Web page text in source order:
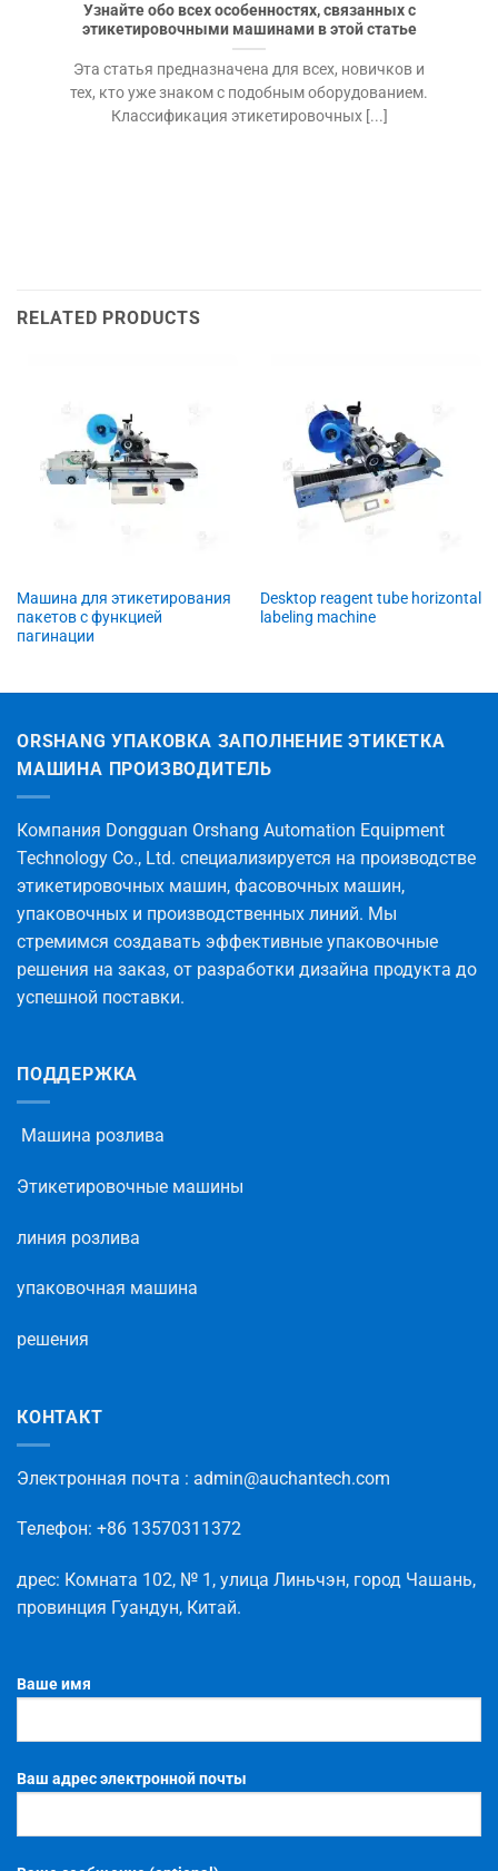
Узнайте обо всех особенностях, связанных с
этикетировочными машинами в этой статье
Эта статья предназначена для всех, новичков и
тех, кто уже знаком с подобным оборудованием.
Классификация этикетировочных [...]
RELATED PRODUCTS
Машина для этикетирования
пакетов с функцией
пагинации
Desktop reagent tube horizontal
labeling machine
ORSHANG УПАКОВКА ЗАПОЛНЕНИЕ ЭТИКЕТКА
МАШИНА ПРОИЗВОДИТЕЛЬ
Компания Dongguan Orshang Automation Equipment
Technology Co., Ltd. специализируется на производстве
этикетировочных машин, фасовочных машин,
упаковочных и производственных линий. Мы
стремимся создавать эффективные упаковочные
решения на заказ, от разработки дизайна продукта до
успешной поставки.
ПОДДЕРЖКА
Машина розлива
Этикетировочные машины
линия розлива
упаковочная машина
решения
КОНТАКТ
Электронная почта : admin@auchantech.com
Телефон: +86 13570311372
дрес: Комната 102, № 1 , улица Линьчэн, город Чашань,
провинция Гуандун, Китай.
Ваше имя
Ваш адрес электронной почты